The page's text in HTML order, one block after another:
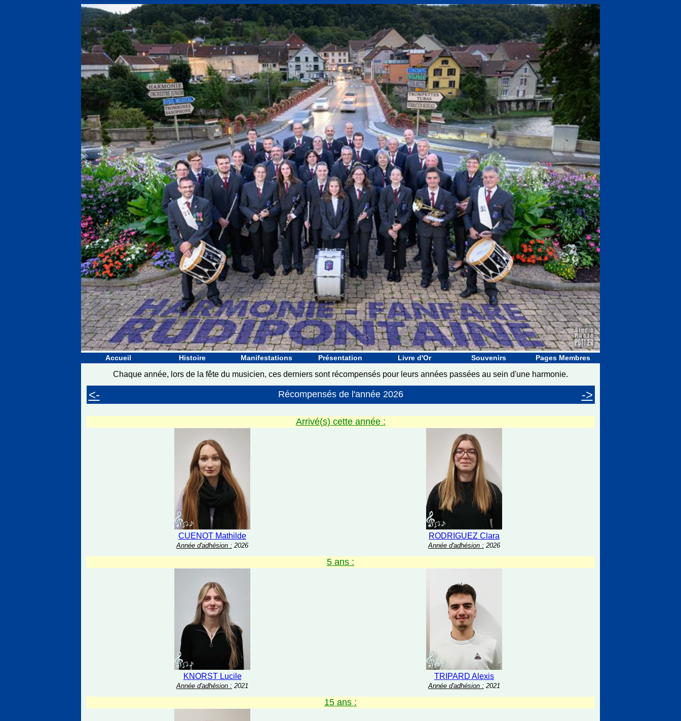
Accueil Histoire Manifestations Présentation Livre d'Or Souvenirs Pages Membres
Chaque année, lors de la fête du musicien, ces derniers sont récompensés pour leurs années passées au sein d'une harmonie.
<- Récompensés de l'année 2026 ->
Arrivé(s) cette année :
CUENOT Mathilde
Année d'adhésion : 2026
RODRIGUEZ Clara
Année d'adhésion : 2026
5 ans :
KNORST Lucile
Année d'adhésion : 2021
TRIPARD Alexis
Année d'adhésion : 2021
15 ans :